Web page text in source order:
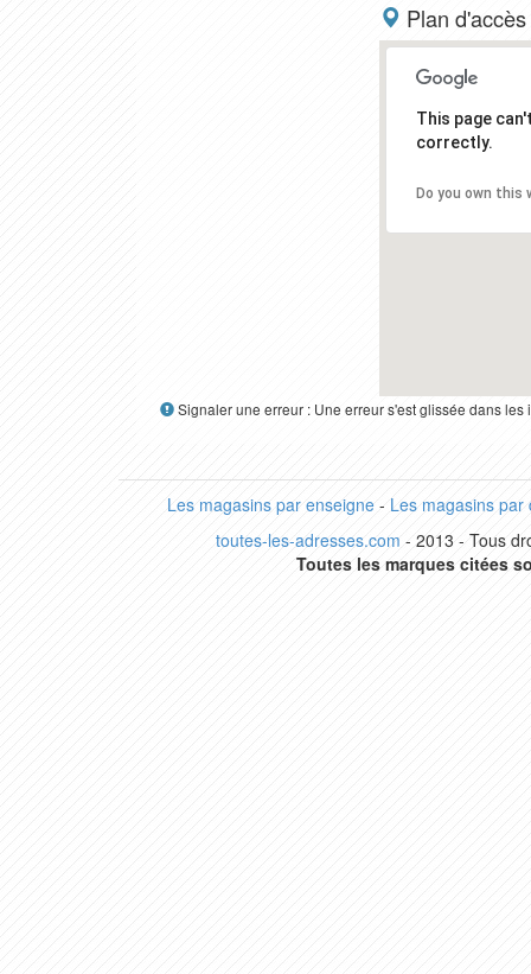
Plan d'accès
This page
correctly.
Do you own this
Signaler une erreur : Une erreur s'est glissée dans
Les magasins par enseigne- Les magasins par
toutes-les-adresses.com - 2013 - Tous
Toutes les marques citées